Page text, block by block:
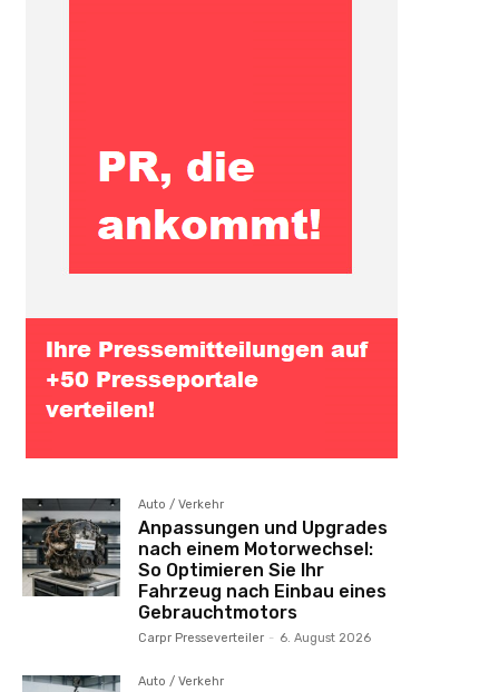
Auto / Verkehr
Anpassungen und Upgrades
nach einem Motorwechsel:
So Optimieren Sie Ihr
Fahrzeug nach Einbau eines
Gebrauchtmotors
Carpr Presseverteiler - 6. August 2026
Auto / Verkehr